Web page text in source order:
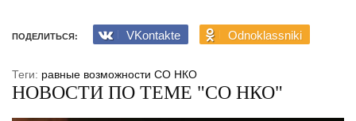
ПОДЕЛИТЬСЯ: VKontakte Odnoklassniki
Теги: равные возможности СО НКО
НОВОСТИ ПО ТЕМЕ "СО НКО"